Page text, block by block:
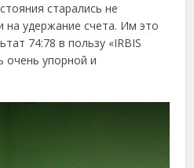
старались не
на удержание счета. Им это
74:78 в пользу «IRBIS
очень упорной и